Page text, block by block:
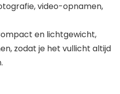
video-opnamen,
en lichtgewicht,
zodat je het vullicht altijd